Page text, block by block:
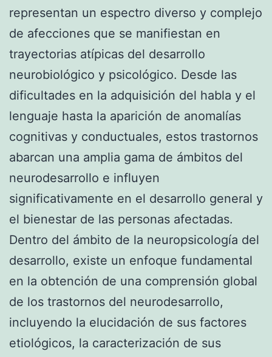
representan un espectro diverso y complejo
de afecciones que se manifiestan en
trayectorias atípicas del desarrollo
neurobiológico y psicológico. Desde las
dificultades en la adquisición del habla y el
lenguaje hasta la aparición de anomalías
cognitivas y conductuales, estos trastornos
abarcan una amplia gama de ámbitos del
neurodesarrollo e influyen
significativamente en el desarrollo general y
el bienestar de las personas afectadas.
Dentro del ámbito de la neuropsicología del
desarrollo, existe un enfoque fundamental
en la obtención de una comprensión global
de los trastornos del neurodesarrollo,
incluyendo la elucidación de sus factores
etiológicos, la caracterización de sus